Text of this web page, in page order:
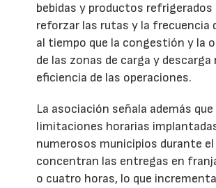
bebidas y productos refrigerados
reforzar las rutas y la frecuencia
al tiempo que la congestión y la
de las zonas de carga y descarga
eficiencia de las operaciones.
La asociación señala además que
limitaciones horarias
numerosos municipios durante
concentran las entregas en
o cuatro horas, lo que